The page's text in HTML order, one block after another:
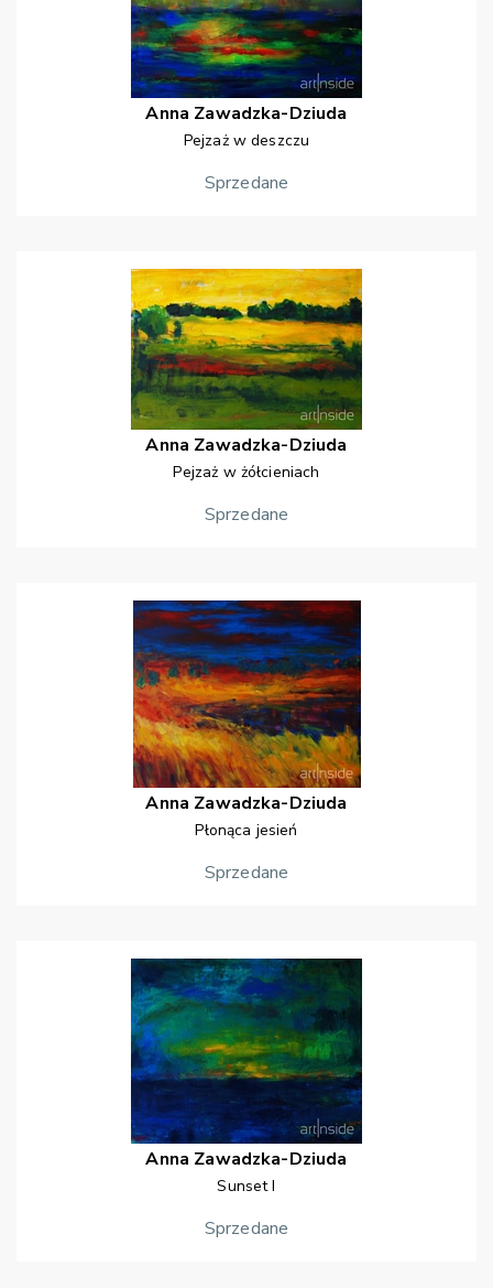
Anna Zawadzka-Dziuda
Pejzaż w deszczu
Sprzedane
Anna Zawadzka-Dziuda
Pejzaż w żółcieniach
Sprzedane
Anna Zawadzka-Dziuda
Płonąca jesień
Sprzedane
Anna Zawadzka-Dziuda
Sunset I
Sprzedane